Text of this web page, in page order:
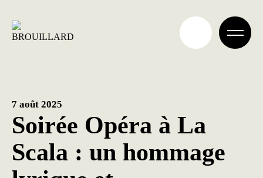
contenu
Soirée Opéra à La
Scala : un hommage
7 août 2025